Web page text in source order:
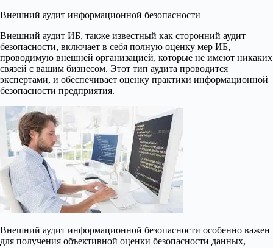
Внешний аудит информационной безопасности
Внешний аудит ИБ, также известный как сторонний аудит
безопасности, включает в себя полную оценку мер ИБ,
проводимую внешней организацией, которые не имеют никаких
связей с вашим бизнесом. Этот тип аудита проводится
экспертами, и обеспечивает оценку практики информационной
безопасности предприятия.
Внешний аудит информационной безопасности особенно важен
для получения объективной оценки безопасности данных,